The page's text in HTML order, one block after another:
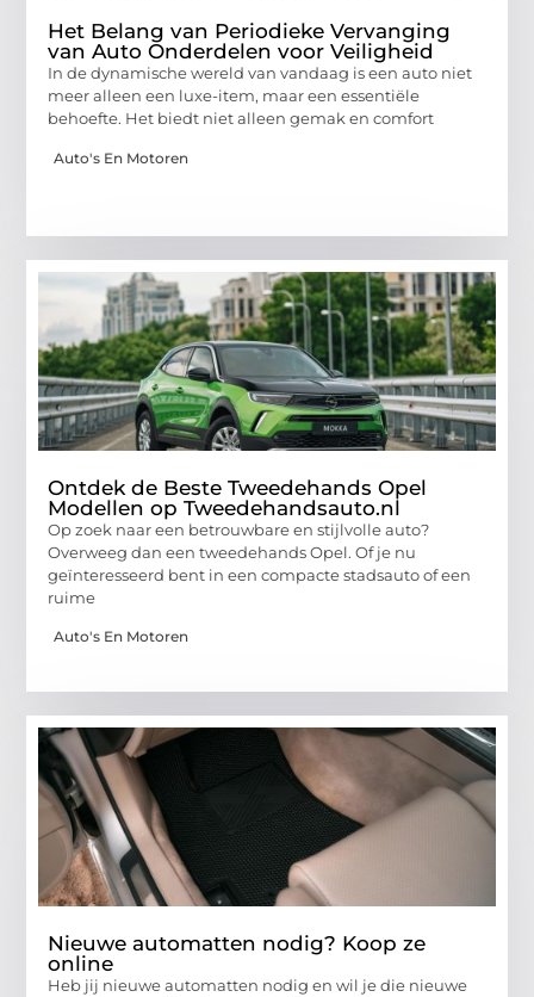
Het Belang van Periodieke Vervanging
van Auto Onderdelen voor Veiligheid
In de dynamische wereld van vandaag is een auto niet
meer alleen een luxe-item, maar een essentiële
behoefte. Het biedt niet alleen gemak en comfort
Auto's En Motoren
Ontdek de Beste Tweedehands Opel
Modellen op Tweedehandsauto.nl
Op zoek naar een betrouwbare en stijlvolle auto?
Overweeg dan een tweedehands Opel. Of je nu
geïnteresseerd bent in een compacte stadsauto of een
ruime
Auto's En Motoren
Nieuwe automatten nodig? Koop ze
online
Heb jij nieuwe automatten nodig en wil je die nieuwe